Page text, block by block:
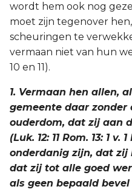
wordt hem ook nog
moet zijn tegenover
scheuringen te
vermaan niet van hun
10 en 11).
1. Vermaan hen allen,
gemeente daar zonder
ouderdom, dat zij aan
(Luk. 12: 11 Rom. 13: 1 v.
onderdanig zijn, dat zij
dat zij tot alle goed
als geen bepaald